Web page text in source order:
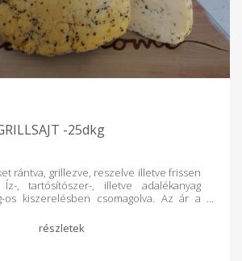
-25dkg
rántva, grillezve, reszelve illetve frissen
, tartósítószer-, illetve adalékanyag
os kiszerelésben csomagolva. Az ár a
bazsalikom